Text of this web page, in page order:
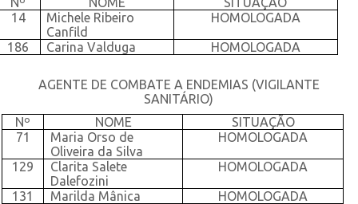
14
Michele Ribeiro
Canfild
HOMOLOGADA
186 Carina Valduga HOMOLOGADA
AGENTE DE COMBATE A ENDEMIAS (VIGILANTE
SANITÁRIO)
Nº
NOME
SITUAÇÃO
71
Maria Orso de
Oliveira da Silva
HOMOLOGADA
129
Clarita Salete
Dalefozini
HOMOLOGADA
131 Marilda Mânica HOMOLOGADA